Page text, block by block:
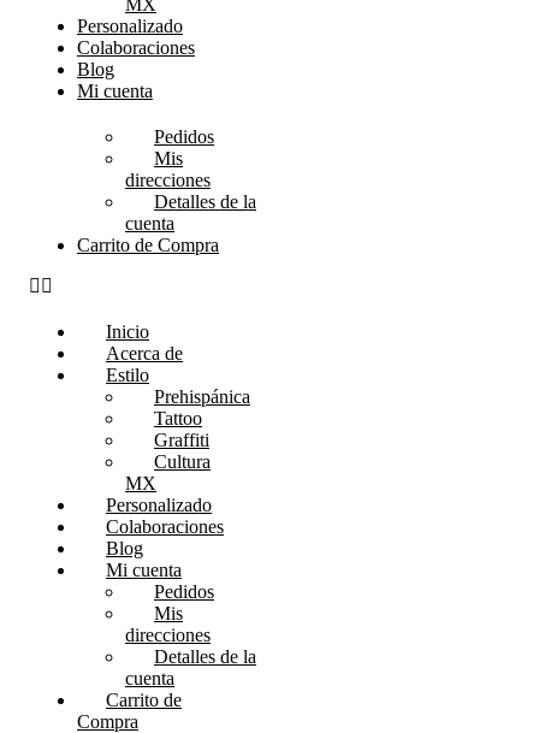
MX
Personalizado
Colaboraciones
Blog
Mi cuenta
Pedidos
Mis
direcciones
Detalles de la
cuenta
Carrito de Compra
Inicio
Acerca de
Estilo
Prehispánica
Tattoo
Graffiti
Cultura
MX
Personalizado
Colaboraciones
Blog
Mi cuenta
Pedidos
Mis
direcciones
Detalles de la
cuenta
Carrito de
Compra